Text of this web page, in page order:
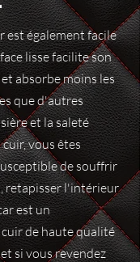
est également facile
lisse facilite son
absorbe moins les
que d'autres
et la saleté
vous êtes
de souffrir
retapisser l'intérieur
est un
de haute qualité
si vous revendez